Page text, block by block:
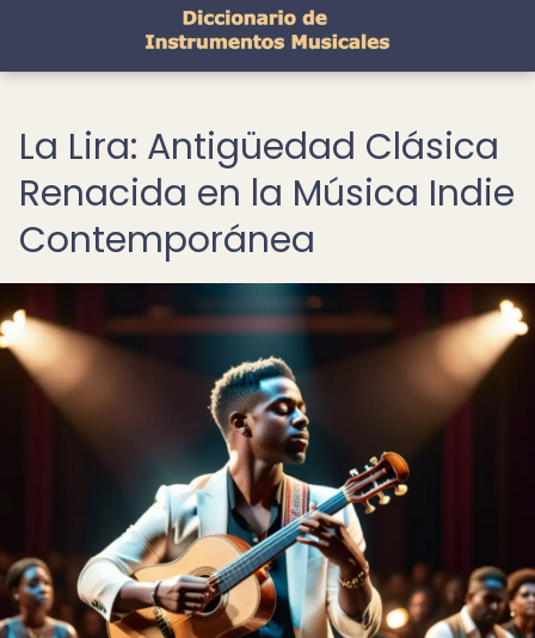
La Lira: Antigüedad Clásica
Renacida en la Música Indie
Contemporánea